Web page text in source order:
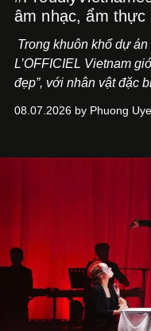
âm nhạc, ẩm thực
Trong khuôn khổ dự
L’OFFICIEL Vietnam
đẹp”, với nhân vật đặc
Cà Phê Cà Pháo
08.07.2026 by Phuong